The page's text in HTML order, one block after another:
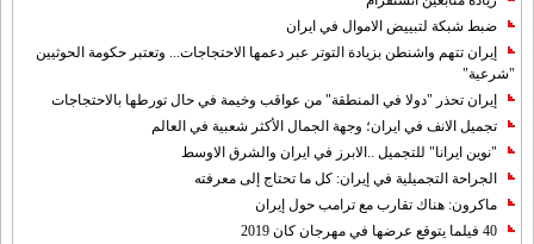
ضبط شبكة لتبييض الاموال في ايران
إيران تتهم واشنطن بزيادة التوتر عبر دعمها الاحتجاجات... وتعتبر حكومة الحوثيين
"شرعية"
إيران تحذر "دولا في المنطقة" من عواقب وخيمة في حال تورطها بالاحتجاجات
تجميل الانف في ايران؛ وجهة الجمال الأكثر شعبية في العالم
"نوين ايرانا" للتجميل ..الابرز في ايران والشرق الاوسط
الجراحة التجميلية في إيران: كل ما تحتاج إلى معرفته
ماكرون: هناك تقارب مع ترامب حول إيران
40 فيلما يتوقع عرضها في مهرجان كان 2019